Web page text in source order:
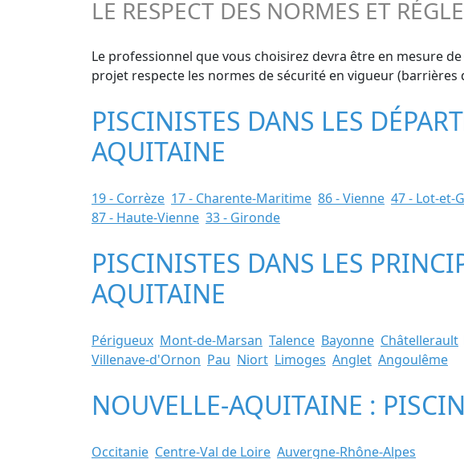
LE RESPECT DES NORMES ET
Le professionnel que vous choisirez devra être en mesure
projet respecte les normes de sécurité en vigueur
PISCINISTES DANS LES
AQUITAINE
19 - Corrèze 17 - Charente-Maritime 86 - Vienne 47 - Lot-et-
87 - Haute-Vienne 33 - Gironde
PISCINISTES DANS LES
AQUITAINE
Périgueux Mont-de-Marsan Talence Bayonne Châtellerault
Villenave-d'Ornon Pau Niort Limoges Anglet Angoulême
NOUVELLE-AQUITAINE :
Occitanie Centre-Val de Loire Auvergne-Rhône-Alpes